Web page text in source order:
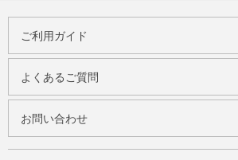
ご利用ガイド
よくあるご質問
お問い合わせ